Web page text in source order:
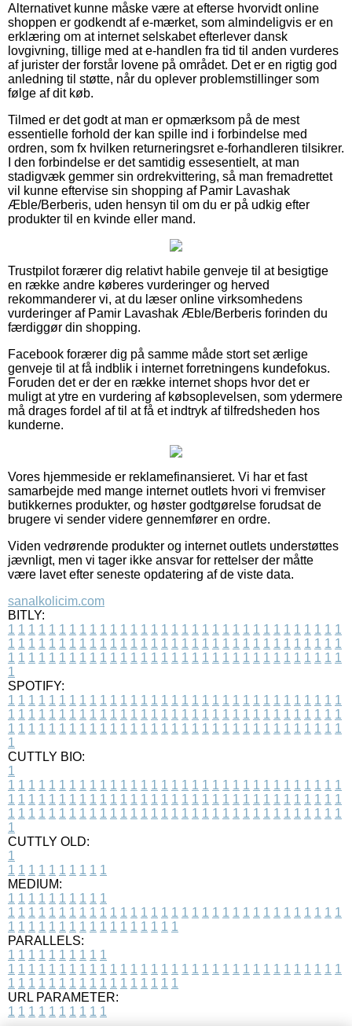
Alternativet kunne måske være at efterse hvorvidt online
shoppen er godkendt af e-mærket, som almindeligvis er en
erklæring om at internet selskabet efterlever dansk
lovgivning, tillige med at e-handlen fra tid til anden vurderes
af jurister der forstår lovene på området. Det er en rigtig god
anledning til støtte, når du oplever problemstillinger som
følge af dit køb.
Tilmed er det godt at man er opmærksom på de mest
essentielle forhold der kan spille ind i forbindelse med
ordren, som fx hvilken returneringsret e-forhandleren tilsikrer.
I den forbindelse er det samtidig essesentielt, at man
stadigvæk gemmer sin ordrekvittering, så man fremadrettet
vil kunne eftervise sin shopping af Pamir Lavashak
Æble/Berberis, uden hensyn til om du er på udkig efter
produkter til en kvinde eller mand.
Trustpilot forærer dig relativt habile genveje til at besigtige
en række andre køberes vurderinger og herved
rekommanderer vi, at du læser online virksomhedens
vurderinger af Pamir Lavashak Æble/Berberis forinden du
færdiggør din shopping.
Facebook forærer dig på samme måde stort set ærlige
genveje til at få indblik i internet forretningens kundefokus.
Foruden det er der en række internet shops hvor det er
muligt at ytre en vurdering af købsoplevelsen, som ydermere
må drages fordel af til at få et indtryk af tilfredsheden hos
kunderne.
Vores hjemmeside er reklamefinansieret. Vi har et fast
samarbejde med mange internet outlets hvori vi fremviser
butikkernes produkter, og høster godtgørelse forudsat de
brugere vi sender videre gennemfører en ordre.
Viden vedrørende produkter og internet outlets understøttes
jævnligt, men vi tager ikke ansvar for rettelser der måtte
være lavet efter seneste opdatering af de viste data.
sanalkolicim.com
BITLY:
1 1 1 1 1 1 1 1 1 1 1 1 1 1 1 1 1 1 1 1 1 1 1 1 1 1 1 1 1 1 1 1 1
1 1 1 1 1 1 1 1 1 1 1 1 1 1 1 1 1 1 1 1 1 1 1 1 1 1 1 1 1 1 1 1 1
1 1 1 1 1 1 1 1 1 1 1 1 1 1 1 1 1 1 1 1 1 1 1 1 1 1 1 1 1 1 1 1 1
1
SPOTIFY:
1 1 1 1 1 1 1 1 1 1 1 1 1 1 1 1 1 1 1 1 1 1 1 1 1 1 1 1 1 1 1 1 1
1 1 1 1 1 1 1 1 1 1 1 1 1 1 1 1 1 1 1 1 1 1 1 1 1 1 1 1 1 1 1 1 1
1 1 1 1 1 1 1 1 1 1 1 1 1 1 1 1 1 1 1 1 1 1 1 1 1 1 1 1 1 1 1 1 1
1
CUTTLY BIO:
1
1 1 1 1 1 1 1 1 1 1 1 1 1 1 1 1 1 1 1 1 1 1 1 1 1 1 1 1 1 1 1 1 1
1 1 1 1 1 1 1 1 1 1 1 1 1 1 1 1 1 1 1 1 1 1 1 1 1 1 1 1 1 1 1 1 1
1 1 1 1 1 1 1 1 1 1 1 1 1 1 1 1 1 1 1 1 1 1 1 1 1 1 1 1 1 1 1 1 1
1
CUTTLY OLD:
1
1 1 1 1 1 1 1 1 1 1
MEDIUM:
1 1 1 1 1 1 1 1 1 1
1 1 1 1 1 1 1 1 1 1 1 1 1 1 1 1 1 1 1 1 1 1 1 1 1 1 1 1 1 1 1 1 1
1 1 1 1 1 1 1 1 1 1 1 1 1 1 1 1 1
PARALLELS:
1 1 1 1 1 1 1 1 1 1
1 1 1 1 1 1 1 1 1 1 1 1 1 1 1 1 1 1 1 1 1 1 1 1 1 1 1 1 1 1 1 1 1
1 1 1 1 1 1 1 1 1 1 1 1 1 1 1 1 1
URL PARAMETER:
1 1 1 1 1 1 1 1 1 1